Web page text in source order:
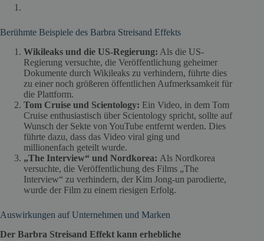
Berühmte Beispiele des Barbra Streisand Effekts
Wikileaks und die US-Regierung: Als die US-
Regierung versuchte, die Veröffentlichung geheimer
Dokumente durch Wikileaks zu verhindern, führte dies
zu einer noch größeren öffentlichen Aufmerksamkeit für
die Plattform.
Tom Cruise und Scientology: Ein Video, in dem Tom
Cruise enthusiastisch über Scientology spricht, sollte auf
Wunsch der Sekte von YouTube entfernt werden. Dies
führte dazu, dass das Video viral ging und
millionenfach geteilt wurde.
„The Interview“ und Nordkorea: Als Nordkorea
versuchte, die Veröffentlichung des Films „The
Interview“ zu verhindern, der Kim Jong-un parodierte,
wurde der Film zu einem riesigen Erfolg.
Auswirkungen auf Unternehmen und Marken
Der Barbra Streisand Effekt kann erhebliche